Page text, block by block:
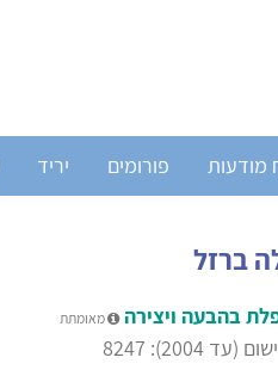
מודעות פורומים יריד
ברזל
בהבעה ויצירה מאומתת
2004): 8247